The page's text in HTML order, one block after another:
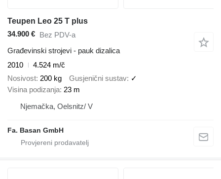
Teupen Leo 25 T plus
34.900 € Bez PDV-a
Građevinski strojevi - pauk dizalica
2010
4.524 m/č
Nosivost 200 kg Gusjenični sustav ✓
Visina podizanja 23 m
Njemačka, Oelsnitz/ V
Fa. Basan GmbH